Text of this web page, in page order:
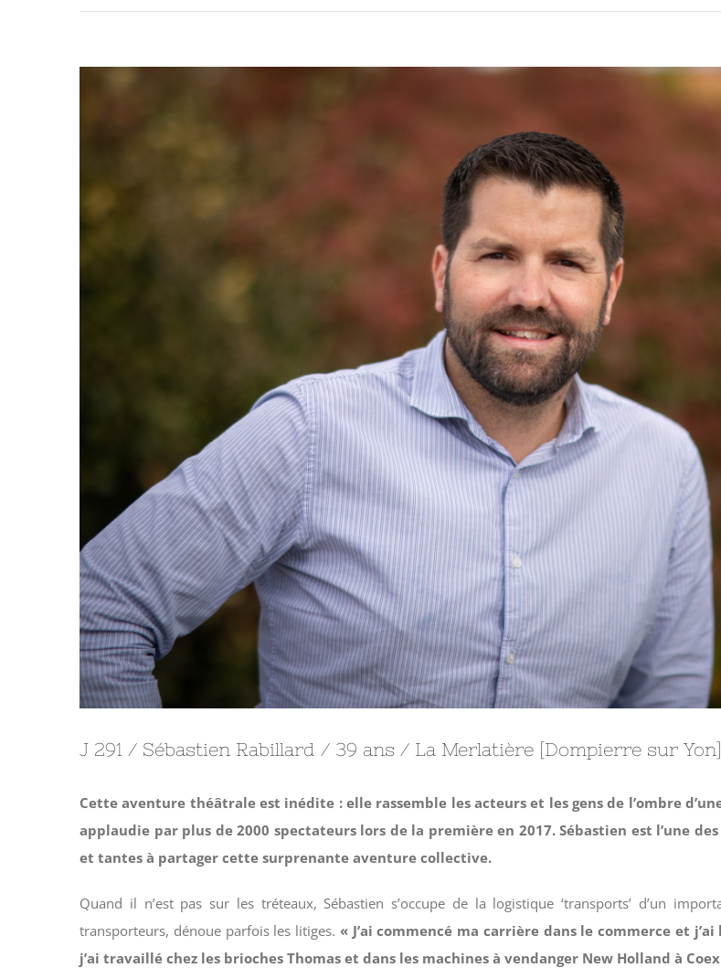
J 291 / Sébastien Rabillard / 39 ans / La Merlatière [Dompierre sur
Cette aventure théâtrale est inédite : elle rassemble les acteurs et les gens de l’ombre
applaudie par plus de 2000 spectateurs lors de la première en 2017. Sébastien est l’une
et tantes à partager cette surprenante aventure collective.
Quand il n’est pas sur les tréteaux, Sébastien s’occupe de la logistique ‘transports’ d’un
transporteurs, dénoue parfois les litiges. « J’ai commencé ma carrière dans le commerce et
j’ai travaillé chez les brioches Thomas et dans les machines à vendanger New Holland à